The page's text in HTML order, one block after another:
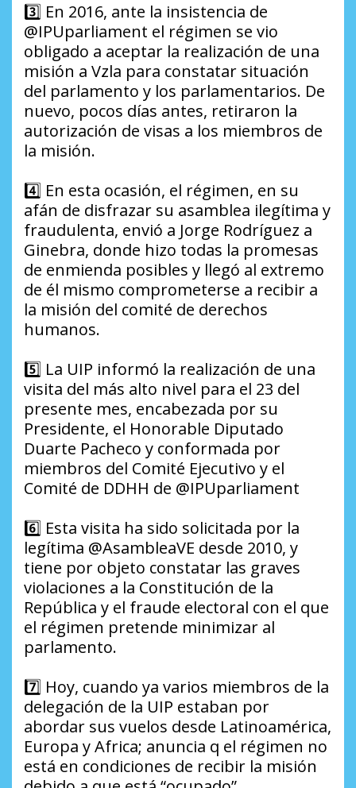
3️⃣ En 2016, ante la insistencia de
@IPUparliament el régimen se vio
obligado a aceptar la realización de una
misión a Vzla para constatar situación
del parlamento y los parlamentarios. De
nuevo, pocos días antes, retiraron la
autorización de visas a los miembros de
la misión.
4️⃣ En esta ocasión, el régimen, en su
afán de disfrazar su asamblea ilegítima y
fraudulenta, envió a Jorge Rodríguez a
Ginebra, donde hizo todas la promesas
de enmienda posibles y llegó al extremo
de él mismo comprometerse a recibir a
la misión del comité de derechos
humanos.
5️⃣ La UIP informó la realización de una
visita del más alto nivel para el 23 del
presente mes, encabezada por su
Presidente, el Honorable Diputado
Duarte Pacheco y conformada por
miembros del Comité Ejecutivo y el
Comité de DDHH de @IPUparliament
6️⃣ Esta visita ha sido solicitada por la
legítima @AsambleaVE desde 2010, y
tiene por objeto constatar las graves
violaciones a la Constitución de la
República y el fraude electoral con el que
el régimen pretende minimizar al
parlamento.
7️⃣ Hoy, cuando ya varios miembros de la
delegación de la UIP estaban por
abordar sus vuelos desde Latinoamérica,
Europa y Africa; anuncia q el régimen no
está en condiciones de recibir la misión